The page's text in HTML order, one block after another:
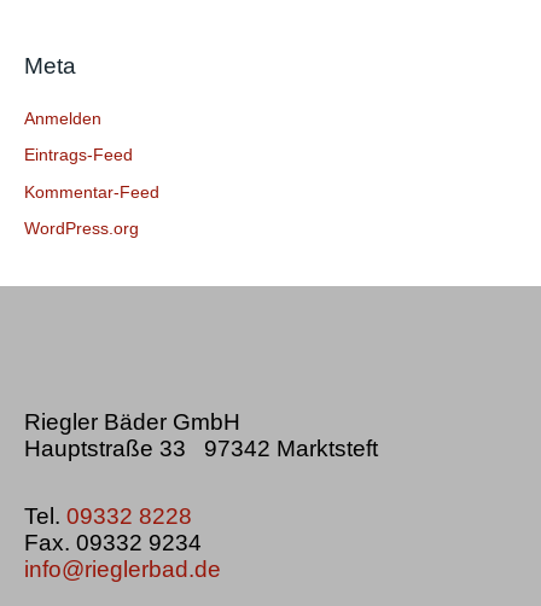
h
Meta
Anmelden
Eintrags-Feed
Kommentar-Feed
WordPress.org
Riegler Bäder GmbH
Hauptstraße 33 97342 Marktsteft
Tel. 09332 8228
Fax. 09332 9234
info@rieglerbad.de